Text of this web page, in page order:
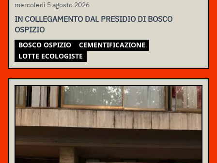
mercoledì 5 agosto 2026
IN COLLEGAMENTO DAL PRESIDIO DI BOSCO
OSPIZIO
BOSCO OSPIZIO
CEMENTIFICAZIONE
LOTTE ECOLOGISTE